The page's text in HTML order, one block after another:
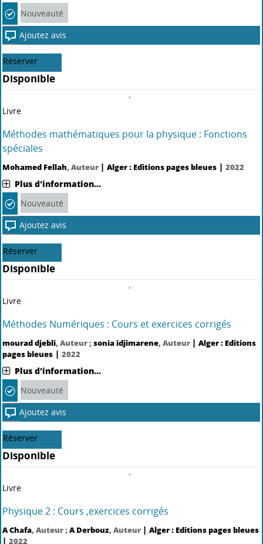
Nouveauté
Ajoutez avis
Réserver
Disponible
Livre
Méthodes mathématiques pour la physique : Fonctions
spéciales
Mohamed Fellah, Auteur | Alger : Editions pages bleues | 2022
Plus d'information...
Nouveauté
Ajoutez avis
Réserver
Disponible
Livre
Méthodes Numériques : Cours et exercices corrigés
mourad djebli, Auteur ;sonia idjimarene, Auteur | Alger : Editions
pages bleues | 2022
Plus d'information...
Nouveauté
Ajoutez avis
Réserver
Disponible
Livre
Physique 2 : Cours ,exercices corrigés
A Chafa, Auteur ;A Derbouz, Auteur | Alger : Editions pages bleues
| 2022